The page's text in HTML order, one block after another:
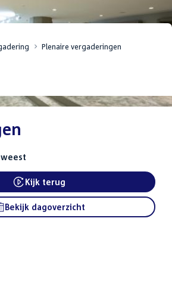
Plenaire vergaderingen
External link:
Kijk terug
Bekijk dagoverzicht